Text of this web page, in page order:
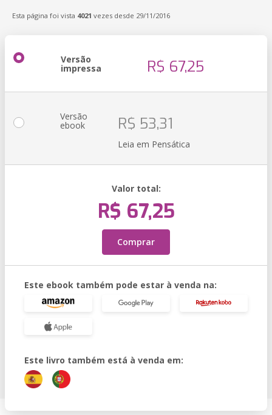
Esta página foi vista 4021 vezes desde 29/11/2016
Versão
impressa R$ 67,25
Versão
ebook R$ 53,31
Leia em Pensática
Valor total:
R$ 67,25
Comprar
Este ebook também pode estar à venda na:
Este livro também está à venda em: